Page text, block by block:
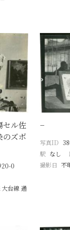
セル佐
のズボ
0
大台線 通
−
写真ID
駅 なし
撮影日 不